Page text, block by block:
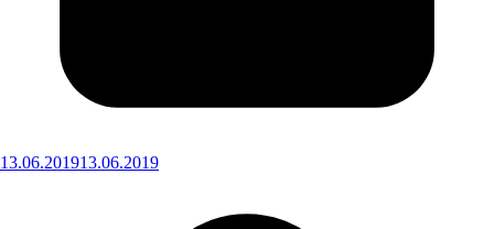
13.06.201913.06.2019